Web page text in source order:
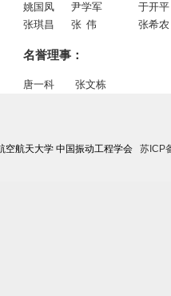
姚国凤
尹学军
于开平
张琪昌
张 伟 张希农
名誉理事：
唐一科 张文栋
空航天大学 中国振动工程学会 苏ICP